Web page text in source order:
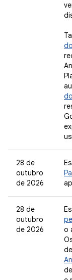
28 de
outubro
de 2026
28 de
outubro
de 2026
o